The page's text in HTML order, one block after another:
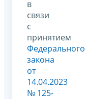
в
связи
с
принятием
Федерального
закона
от
14.04.2023
№ 125-